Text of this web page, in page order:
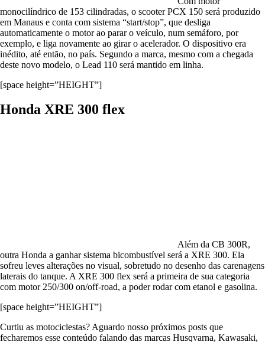
monocilíndrico de 153 cilindradas, o scooter PCX 150 será produzido
em Manaus e conta com sistema “start/stop”, que desliga
automaticamente o motor ao parar o veículo, num semáforo, por
exemplo, e liga novamente ao girar o acelerador. O dispositivo era
inédito, até então, no país. Segundo a marca, mesmo com a chegada
deste novo modelo, o Lead 110 será mantido em linha.
[space height=”HEIGHT”]
Honda XRE 300 flex
Além da CB 300R,
outra Honda a ganhar sistema bicombustível será a XRE 300. Ela
sofreu leves alterações no visual, sobretudo no desenho das carenagens
laterais do tanque. A XRE 300 flex será a primeira de sua categoria
com motor 250/300 on/off-road, a poder rodar com etanol e gasolina.
[space height=”HEIGHT”]
Curtiu as motociclestas? Aguardo nosso próximos posts que
fecharemos esse conteúdo falando das marcas Husqvarna, Kawasaki,